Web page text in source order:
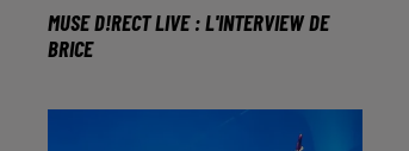
MUSE D!RECT LIVE : L'INTERVIEW DE
BRICE
D!rect Live ce vendredi 24 mai.